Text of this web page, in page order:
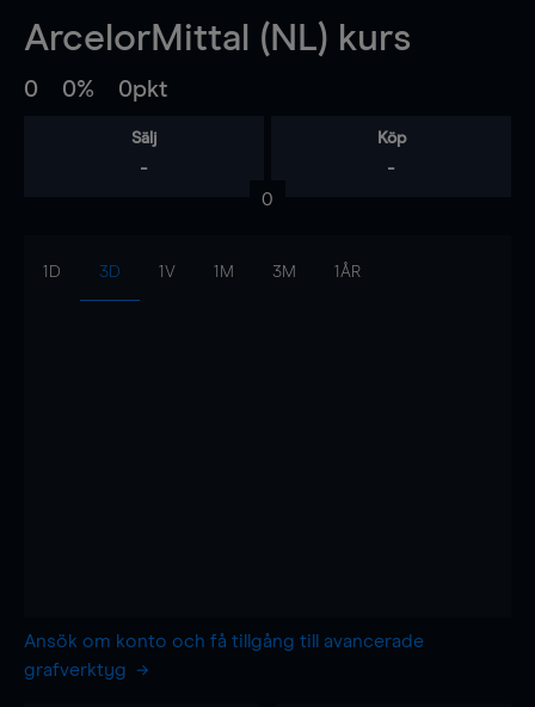
ArcelorMittal (NL) kurs
0 0% 0pkt
Sälj
-
Köp
-
0
1D 3D 1V 1M 3M 1ÅR
Ansök om konto och få tillgång till avancerade
grafverktyg